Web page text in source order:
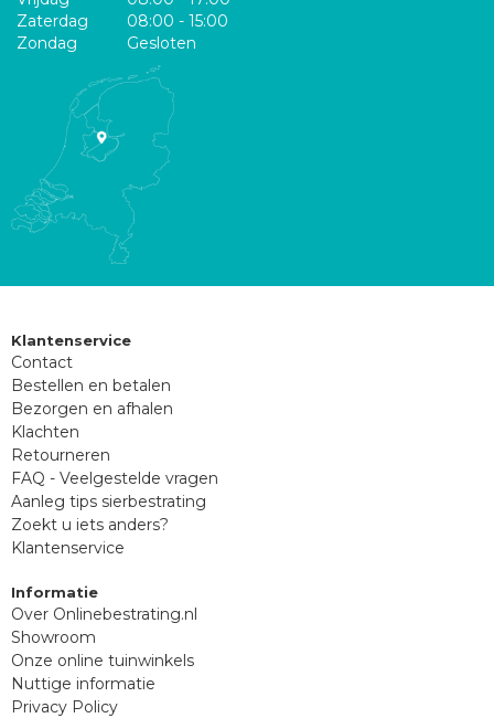
Zaterdag
08:00 - 15:00
Zondag
Gesloten
Klantenservice
Contact
Bestellen en betalen
Bezorgen en afhalen
Klachten
Retourneren
FAQ - Veelgestelde vragen
Aanleg tips sierbestrating
Zoekt u iets anders?
Klantenservice
Informatie
Over Onlinebestrating.nl
Showroom
Onze online tuinwinkels
Nuttige informatie
Privacy Policy